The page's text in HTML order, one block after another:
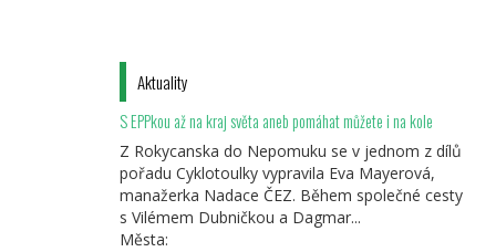
Aktuality
S EPPkou až na kraj světa aneb pomáhat můžete i na kole
Z Rokycanska do Nepomuku se v jednom z dílů
pořadu Cyklotoulky vypravila Eva Mayerová,
manažerka Nadace ČEZ. Během společné cesty
s Vilémem Dubničkou a Dagmar...
Města: